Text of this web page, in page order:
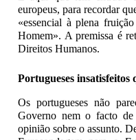
europeus, para recordar
«essencial à plena
Homem». A premissa é
Direitos Humanos.
Portugueses insatisfeitos
Os portugueses não
Governo nem o facto de
opinião sobre o assunto.